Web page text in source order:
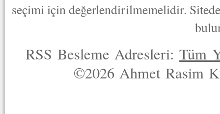
seçimi için değerlendirilmemelidir.
RSS Besleme Adresleri:Tüm
©2026 Ahmet Rasim